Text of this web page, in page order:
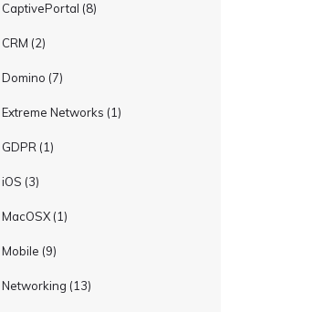
CaptivePortal (8)
CRM (2)
Domino (7)
Extreme Networks (1)
GDPR (1)
iOS (3)
MacOSX(1)
Mobile (9)
Networking (13)